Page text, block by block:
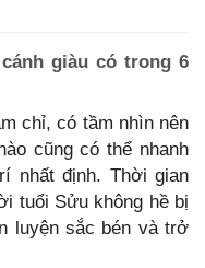
giàu có trong 6
chỉ, có tầm nhìn nên
cũng có thể nhanh
nhất định. Thời gian
tuổi Sửu không hề bị
luyện sắc bén và trở